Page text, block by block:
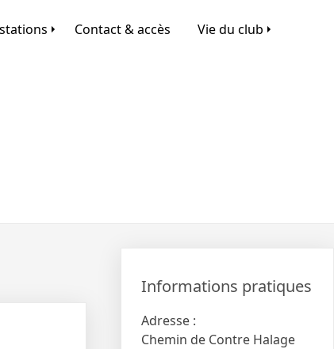
Contact & accès Vie du club
Informations pratiques
Adresse :
Chemin de Contre Halage